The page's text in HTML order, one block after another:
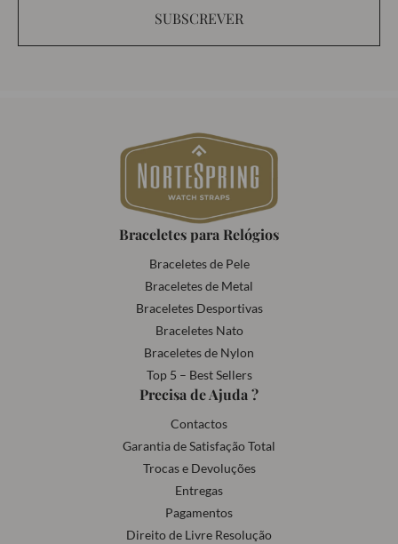
SUBSCREVER
Braceletes para Relógios
Braceletes de Pele
Braceletes de Metal
Braceletes Desportivas
Braceletes Nato
Braceletes de Nylon
Top 5 – Best Sellers
Precisa de Ajuda ?
Contactos
Garantia de Satisfação Total
Trocas e Devoluções
Entregas
Pagamentos
Direito de Livre Resolução